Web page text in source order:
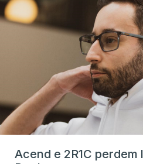
Acend e 2R1C perdem